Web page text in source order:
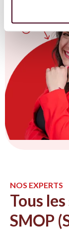
NOS EXPERTS
Tous
SMOP